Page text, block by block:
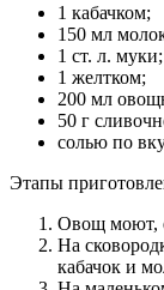
1 кабачком;
150 мл
1 ст. л. муки;
1 желтком;
200 мл
50 г
солью по
Этапы
Овощ моют,
На
кабачок и